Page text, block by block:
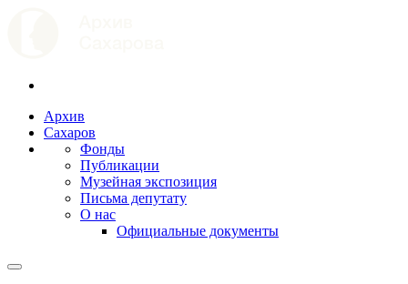
Архив
Сахаров
Фонды
Публикации
Музейная экспозиция
Письма депутату
О нас
Официальные документы